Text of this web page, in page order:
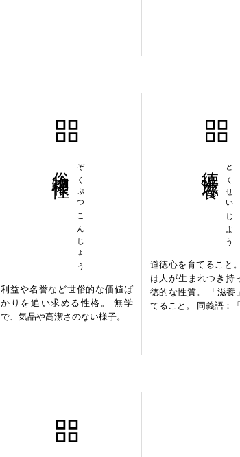
ぞくぶつこんじょう
利益や名誉など世俗的な価値ば
かりを追い求める性格。 無学
で、気品や高潔さのない様子。
とくせいじよう
道徳心を育てること
は人が生まれつき持
徳的な性質。 「滋養
てること。 同義語：